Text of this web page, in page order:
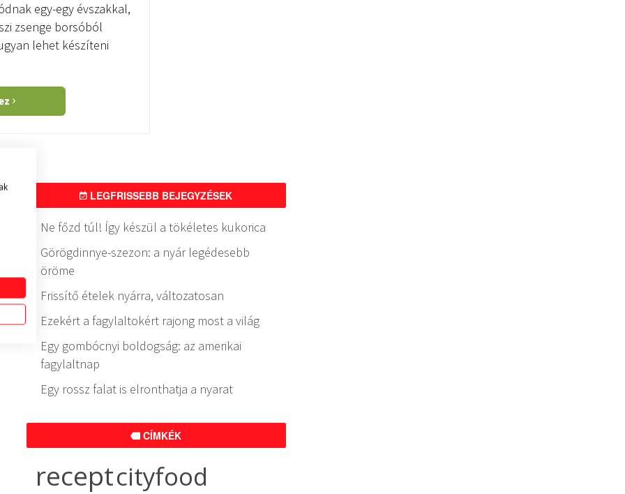
egy-egy évszakkal,
zsenge borsóból
lehet készíteni
LEGFRISSEBB BEJEGYZÉSEK
Ne főzd túl! Így készül a tökéletes kukorica
Görögdinnye-szezon: a nyár legédesebb
öröme
Frissítő ételek nyárra, változatosan
Ezekért a fagylaltokért rajong most a világ
Egy gombócnyi boldogság: az amerikai
fagylaltnap
Egy rossz falat is elronthatja a nyarat
CÍMKÉK
receptcityfood